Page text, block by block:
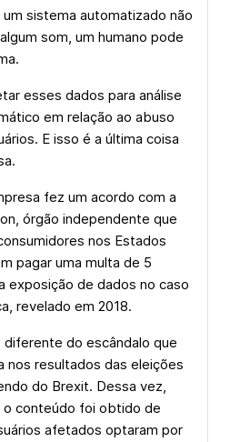
sistema automatizado não
som, um humano pode
esses dados para análise
em relação ao abuso
E isso é a última coisa
fez um acordo com a
órgão independente que
nos Estados
pagar uma multa de 5
exposição de dados no caso
revelado em 2018.
diferente do escândalo que
nos resultados das eleições
do Brexit. Dessa vez,
o conteúdo foi obtido de
afetados optaram por